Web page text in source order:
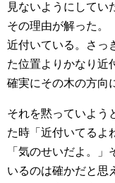
見ないようにしてい
その理由が解った。
近付いている。さっ
た位置よりかなり近
確実にその木の方向
それを黙っていよう
た時「近付いてるよ
「気のせいだよ。
いるのは確かだと思